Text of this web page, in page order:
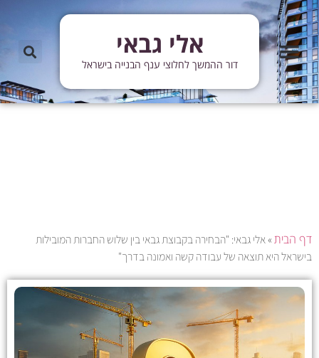
אלי גבאי
דור ההמשך לחלוצי ענף הבנייה בישראל
דף הבית»אלי גבאי: "הבחירה בקבוצת גבאי בין שלוש החברות המובילות
בישראל היא תוצאה של עבודה קשה ואמונה בדרך"